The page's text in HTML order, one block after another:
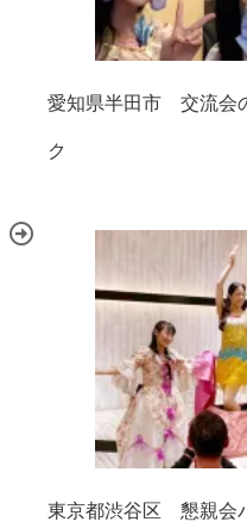
愛知県半田市 交流会
ク
東京都渋谷区 懇親会